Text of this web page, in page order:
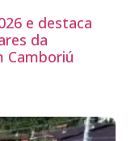
e destaca
da
Camboriú